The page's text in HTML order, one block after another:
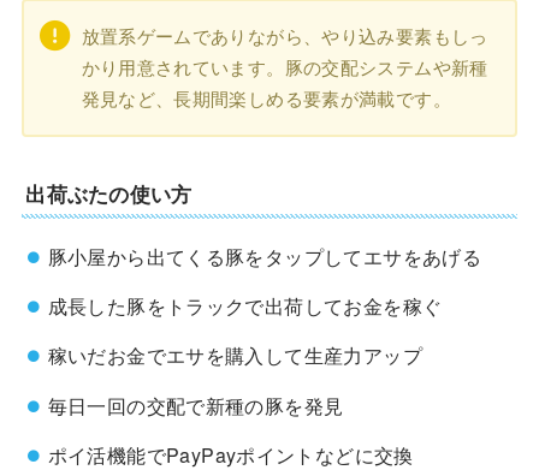
放置系ゲームでありながら、やり込み要素もしっ
かり用意されています。豚の交配システムや新種
発見など、長期間楽しめる要素が満載です。
出荷ぶたの使い方
豚小屋から出てくる豚をタップしてエサをあげる
成長した豚をトラックで出荷してお金を稼ぐ
稼いだお金でエサを購入して生産力アップ
毎日一回の交配で新種の豚を発見
ポイ活機能でPayPayポイントなどに交換